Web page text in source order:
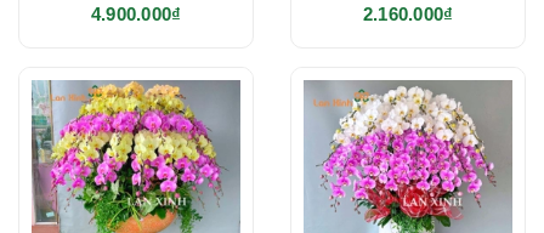
4.900.000₫ HD573
2.160.000₫